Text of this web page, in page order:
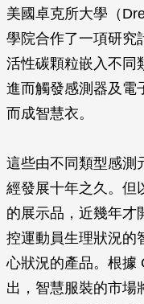
美國卓克所大學（
學院合作了一項研究
活性碳顆粒嵌入不同
進而觸發感測器及電
而成智慧衣。
這些由不同類型感測
經發展十年之久。但
的展示品，近幾年才
控運動員生理狀況的
心狀況的產品。根據
出，智慧服裝的市場